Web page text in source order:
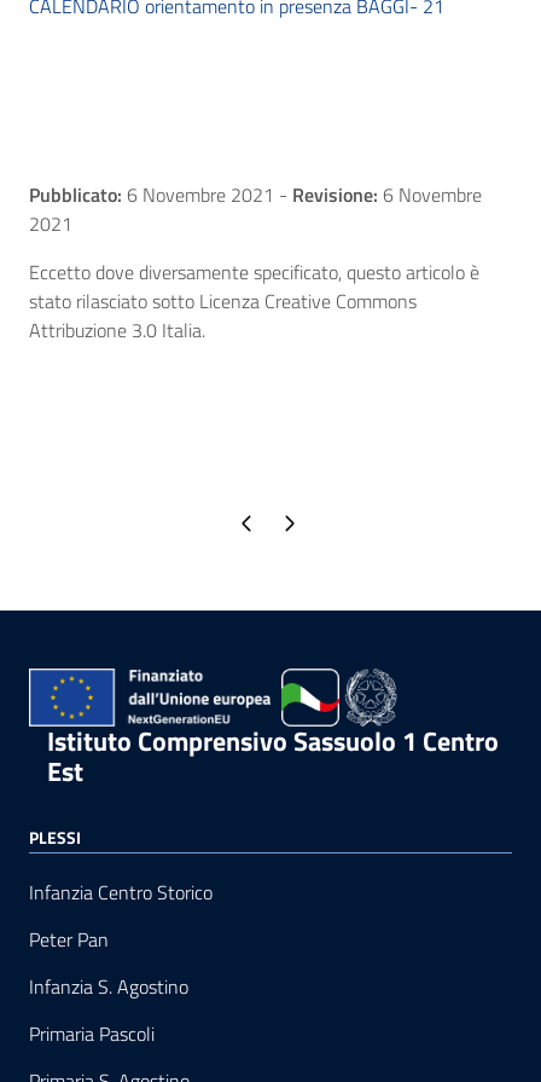
CALENDARIO orientamento in presenza BAGGI- 21
Pubblicato: 6 Novembre 2021 - Revisione: 6 Novembre
2021
Eccetto dove diversamente specificato, questo articolo è
stato rilasciato sotto Licenza Creative Commons
Attribuzione 3.0 Italia.
Pagina precedente
Pagina successiva
Istituto Comprensivo Sassuolo 1 Centro
Est
PLESSI
Infanzia Centro Storico
Peter Pan
Infanzia S. Agostino
Primaria Pascoli